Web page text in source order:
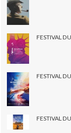
FESTIVAL
FESTIVAL
FESTIVAL